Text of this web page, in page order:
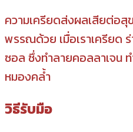
ความเครียดส่งผลเสียต่อสุ
พรรณด้วย เมื่อเราเครียด
ซอล ซึ่งทำลายคอลลาเจน
หมองคล้ำ
วิธีรับมือ